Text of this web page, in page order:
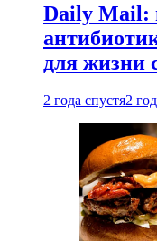
Daily Mail:
для жизни
2 года спустя2